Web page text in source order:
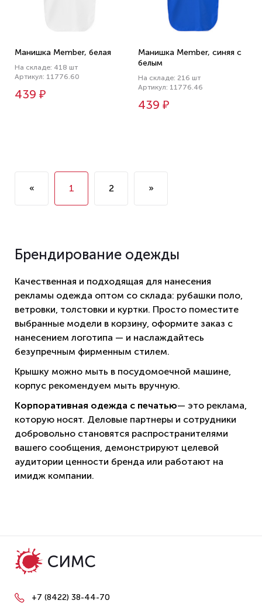
Манишка Member, белая
На складе: 418 шт
Артикул: 11776.60
439 ₽
Манишка Member, синяя с
белым
На складе: 216 шт
Артикул: 11776.46
439 ₽
« 1 2 »
Брендирование одежды
Качественная и подходящая для нанесения
рекламы одежда оптом со склада: рубашки поло,
ветровки, толстовки и куртки. Просто поместите
выбранные модели в корзину, оформите заказ с
нанесением логотипа — и наслаждайтесь
безупречным фирменным стилем.
Крышку можно мыть в посудомоечной машине,
корпус рекомендуем мыть вручную.
Корпоративная одежда с печатью— это реклама,
которую носят. Деловые партнеры и сотрудники
добровольно становятся распространителями
вашего сообщения, демонстрируют целевой
аудитории ценности бренда или работают на
имидж компании.
+7 (8422) 38-44-70